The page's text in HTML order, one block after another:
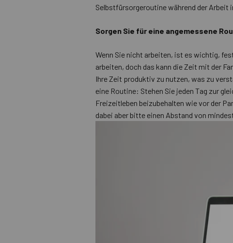
Selbstfürsorgeroutine während der Arbeit
Sorgen Sie für eine angemessene
Wenn Sie nicht arbeiten, ist es wichtig,
arbeiten, doch das kann die Zeit mit der
Ihre Zeit produktiv zu nutzen, was zu
eine Routine: Stehen Sie jeden Tag zur
Freizeitleben beizubehalten wie vor der
dabei aber bitte einen Abstand von